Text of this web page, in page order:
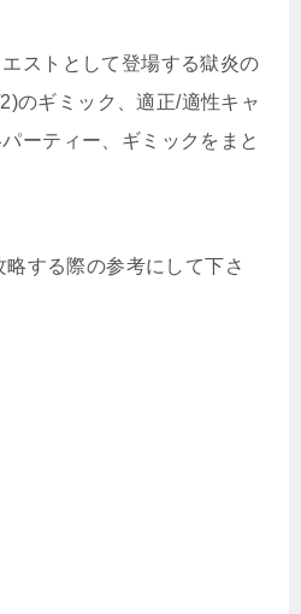
ストとして登場する獄炎の
のギミック、適正/適性キャ
ーティー、ギミックをまと
する際の参考にして下さ